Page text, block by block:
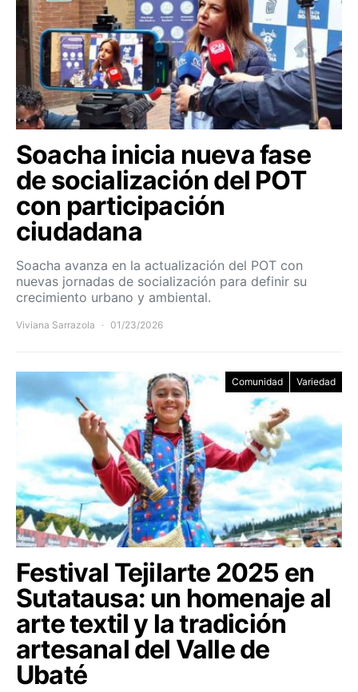
Soacha inicia nueva fase
de socialización del POT
con participación
ciudadana
Soacha avanza en la actualización del POT con
nuevas jornadas de socialización para definir su
crecimiento urbano y ambiental.
Viviana Sarrazola 01/23/2026
Comunidad Variedad
Festival Tejilarte 2025 en
Sutatausa: un homenaje al
arte textil y la tradición
artesanal del Valle de
Ubaté